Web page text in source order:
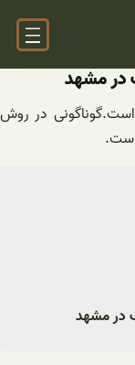
در مشهد
در روش
است.
در مشهد